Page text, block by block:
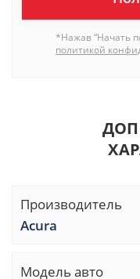
*Нажав “Начать
политикой
Производитель
Acura
Модель авто